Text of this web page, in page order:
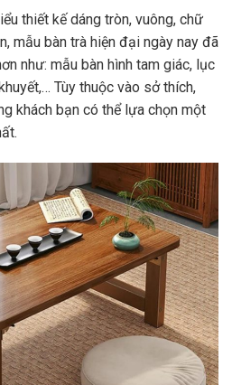
thiết kế dáng tròn, vuông, chữ
mẫu bàn trà hiện đại ngày nay đã
như: mẫu bàn hình tam giác, lục
Tùy thuộc vào sở thích,
khách bạn có thể lựa chọn một